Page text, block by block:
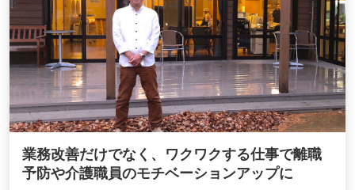
業務改善だけでなく、ワクワクする仕事で離職
予防や介護職員のモチベーションアップに